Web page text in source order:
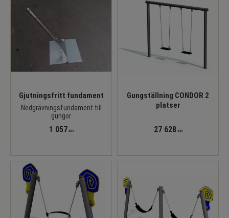
Gjutningsfritt fundament
Nedgrävningsfundament till
gungor
1 057 KR
Gungställning CONDOR 2
platser
27 628 KR